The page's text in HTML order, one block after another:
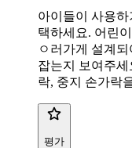
아이들이 사용
택하세요. 어린
ㅇ러가게 설계
잡는지 보여주
락, 중지 손가락
평가